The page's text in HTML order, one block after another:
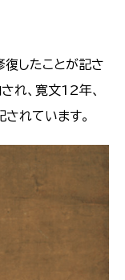
したことが記さ
れ、寛文12年、
れています。